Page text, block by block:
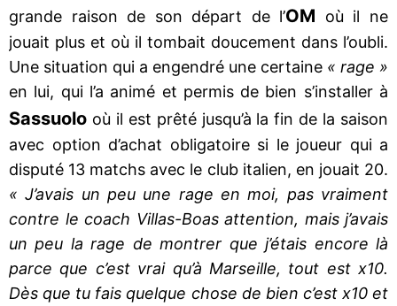
grande raison de son départ de l’OM où il ne
jouait plus et où il tombait doucement dans l’oubli.
Une situation qui a engendré une certaine « rage »
en lui, qui l’a animé et permis de bien s’installer à
Sassuolo où il est prêté jusqu’à la fin de la saison
avec option d’achat obligatoire si le joueur qui a
disputé 13 matchs avec le club italien, en jouait 20.
« J’avais un peu une rage en moi, pas vraiment
contre le coach Villas-Boas attention, mais j’avais
un peu la rage de montrer que j’étais encore là
parce que c’est vrai qu’à Marseille, tout est x10.
Dès que tu fais quelque chose de bien c’est x10 et